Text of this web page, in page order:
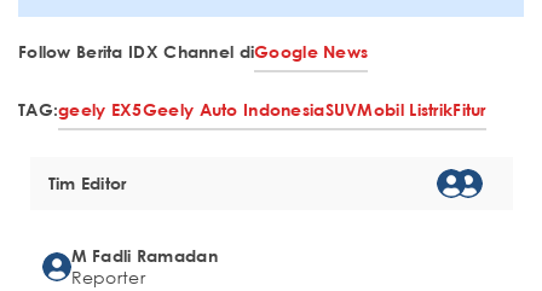
Follow Berita IDX Channel diGoogle News
TAG:geely EX5Geely Auto IndonesiaSUVMobil ListrikFitur
Tim Editor
M Fadli Ramadan
Reporter